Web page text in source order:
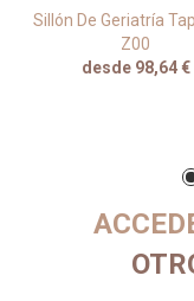
Sillón De Geriatría
Z00
desde 98,64 €